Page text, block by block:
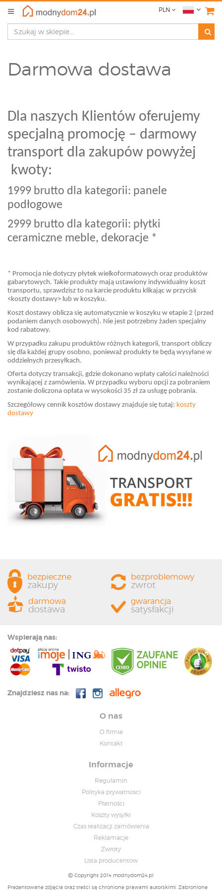
PLN
Darmowa dostawa
Dla naszych Klientów oferujemy
specjalną promocję – darmowy
transport dla zakupów powyżej
kwoty:
1999 brutto dla kategorii: panele
podłogowe
2999 brutto dla kategorii: płytki
ceramiczne meble, dekoracje *
* Promocja nie dotyczy płytek wielkoformatowych oraz produktów
gabarytowych. Takie produkty mają ustawiony indywidualny koszt
transportu, sprawdzisz to na karcie produktu klikając w przycisk
<koszty dostawy> lub w koszyku.
Koszt dostawy oblicza się automatycznie w koszyku w etapie 2 (przed
podaniem danych osobowych). Nie jest potrzebny żaden specjalny
kod rabatowy.
W przypadku zakupu produktów różnych kategorii, transport obliczy
się dla każdej grupy osobno, ponieważ produkty te będą wysyłane w
oddzielnych przesyłkach.
Oferta dotyczy transakcji, gdzie dokonano wpłaty całości należności
wynikającej z zamówienia. W przypadku wyboru opcji za pobraniem
zostanie doliczona opłata w wysokości 35 zł za usługę pobrania.
Szczegółowy cennik kosztów dostawy znajduje się tutaj: koszty
dostawy
bezpieczne
zakupy
bezproblemowy
zwrot
darmowa
dostawa
gwarancja
satysfakcji
Wspierają nas:
Znajdziesz nas na:
O nas
O firmie
Kontakt
Informacje
Regulamin
Polityka prywatnosci
Płatności
Koszty wysyłki
Czas realizacji zamówienia
Reklamacje
Zwroty
Lista producentow
Copyright 2014 modnydom24.pl
Prezentowane zdjęcia oraz treści są chronione prawami autorskimi. Zabronione